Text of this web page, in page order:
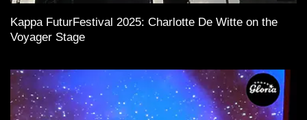
Kappa FuturFestival 2025: Charlotte De Witte on the
Voyager Stage